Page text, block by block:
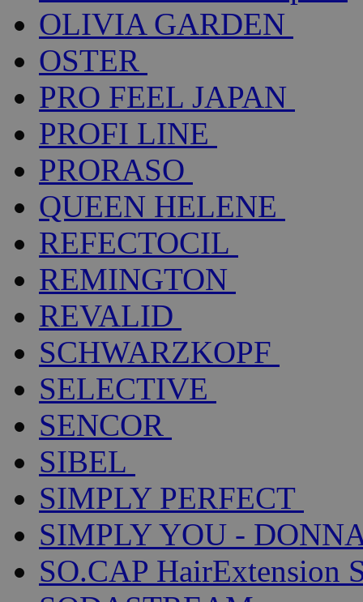
OLIVIA GARDEN
OSTER
PRO FEEL JAPAN
PROFI LINE
PRORASO
QUEEN HELENE
REFECTOCIL
REMINGTON
REVALID
SCHWARZKOPF
SELECTIVE
SENCOR
SIBEL
SIMPLY PERFECT
SIMPLY YOU -
SO.CAP HairExtension